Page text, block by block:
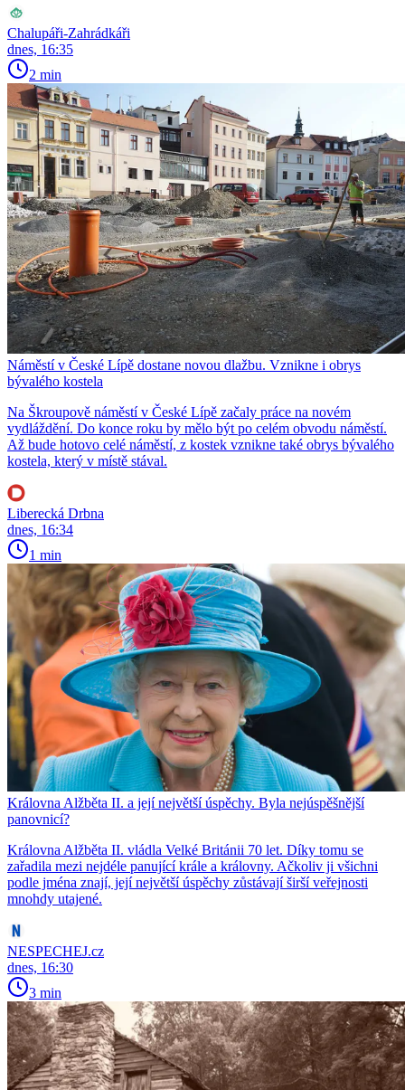
Chalupáři-Zahrádkáři
dnes, 16:35
2 min
Náměstí v České Lípě dostane novou dlažbu. Vznikne i obrys
bývalého kostela
Na Škroupově náměstí v České Lípě začaly práce na novém
vydláždění. Do konce roku by mělo být po celém obvodu náměstí.
Až bude hotovo celé náměstí, z kostek vznikne také obrys bývalého
kostela, který v místě stával.
Liberecká Drbna
dnes, 16:34
1 min
Královna Alžběta II. a její největší úspěchy. Byla nejúspěšnější
panovnicí?
Královna Alžběta II. vládla Velké Británii 70 let. Díky tomu se
zařadila mezi nejdéle panující krále a královny. Ačkoliv ji všichni
podle jména znají, její největší úspěchy zůstávají širší veřejnosti
mnohdy utajené.
NESPECHEJ.cz
dnes, 16:30
3 min